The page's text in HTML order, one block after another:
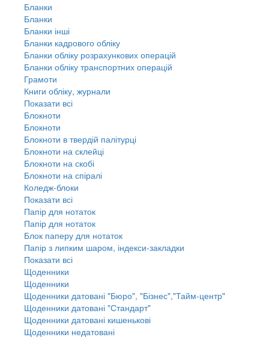
Бланки
Бланки
Бланки інші
Бланки кадрового обліку
Бланки обліку розрахункових операцій
Бланки обліку транспортних операцій
Грамоти
Книги обліку, журнали
Показати всі
Блокноти
Блокноти
Блокноти в твердій палітурці
Блокноти на склейці
Блокноти на скобі
Блокноти на спіралі
Коледж-блоки
Показати всі
Папір для нотаток
Папір для нотаток
Блок паперу для нотаток
Папір з липким шаром, індекси-закладки
Показати всі
Щоденники
Щоденники
Щоденники датовані "Бюро", "Бізнес","Тайм-центр"
Щоденники датовані "Стандарт"
Щоденники датовані кишенькові
Щоденники недатовані